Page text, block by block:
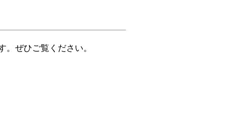
ぜひご覧ください。